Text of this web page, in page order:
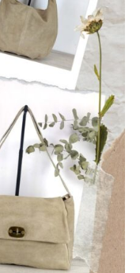
μέσα από τις
που ισορροπεί
στίχο και την
δημιουργούν
εσωτερικές μάχες
Αντώνης –
– Κιθάρα, Νικολάου
– Τύμπανα.